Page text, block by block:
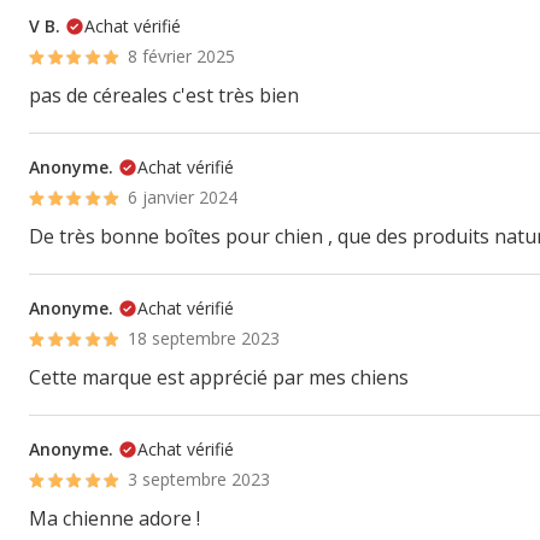
V B.
Achat vérifié
8 février 2025
pas de céreales c'est très bien
Anonyme.
Achat vérifié
6 janvier 2024
De très bonne boîtes pour chien , que des produits
Anonyme.
Achat vérifié
18 septembre 2023
Cette marque est apprécié par mes chiens
Anonyme.
Achat vérifié
3 septembre 2023
Ma chienne adore !